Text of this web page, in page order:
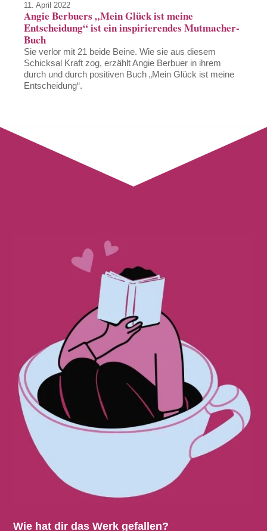
11. April 2022
Angie Berbuers „Mein Glück ist meine
Entscheidung“ ist ein inspirierendes Mutmacher-
Buch
Sie verlor mit 21 beide Beine. Wie sie aus diesem
Schicksal Kraft zog, erzählt Angie Berbuer in ihrem
durch und durch positiven Buch „Mein Glück ist meine
Entscheidung“.
Wie hat dir das Werk gefallen?